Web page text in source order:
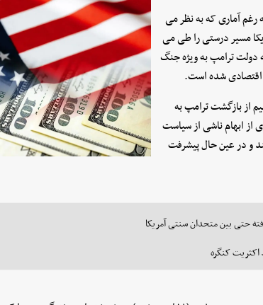
رغم آماری که به نظر می
مسیر درستی را طی می
دولت ترامپ به ویژه جنگ
اقتصادی شده است.
از بازگشت ترامپ به
از ابهام ناشی از سیاست
و در عین حال پیشرفت
حتی بین متحدان سنتی آمریکا
کنگره